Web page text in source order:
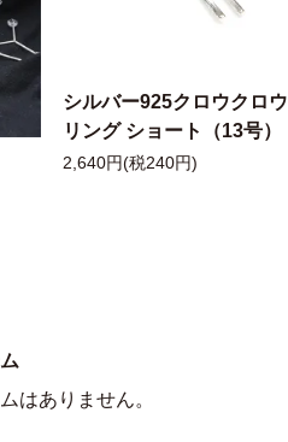
シルバー925クロウクロウ
リング ショート（13号）
2,640円(税240円)
はありません。